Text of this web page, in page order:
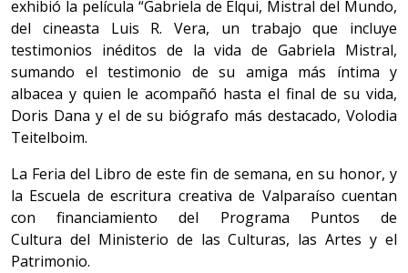
exhibió la película “Gabriela de Elqui, Mistral del Mundo,
del cineasta Luis R. Vera, un trabajo que incluye
testimonios inéditos de la vida de Gabriela Mistral,
sumando el testimonio de su amiga más íntima y
albacea y quien le acompañó hasta el final de su vida,
Doris Dana y el de su biógrafo más destacado, Volodia
Teitelboim.
La Feria del Libro de este fin de semana, en su honor, y
la Escuela de escritura creativa de Valparaíso cuentan
con financiamiento del Programa Puntos de
Cultura del Ministerio de las Culturas, las Artes y el
Patrimonio.